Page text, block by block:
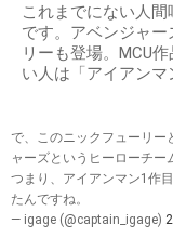
これまでにない人
です。アベンジャ
リーも登場。MCU
い人は「アイアンマ
で、このニックフューリー
ャーズというヒーローチー
つまり、アイアンマン1作
たんですね。
— igage (@captain_igage)